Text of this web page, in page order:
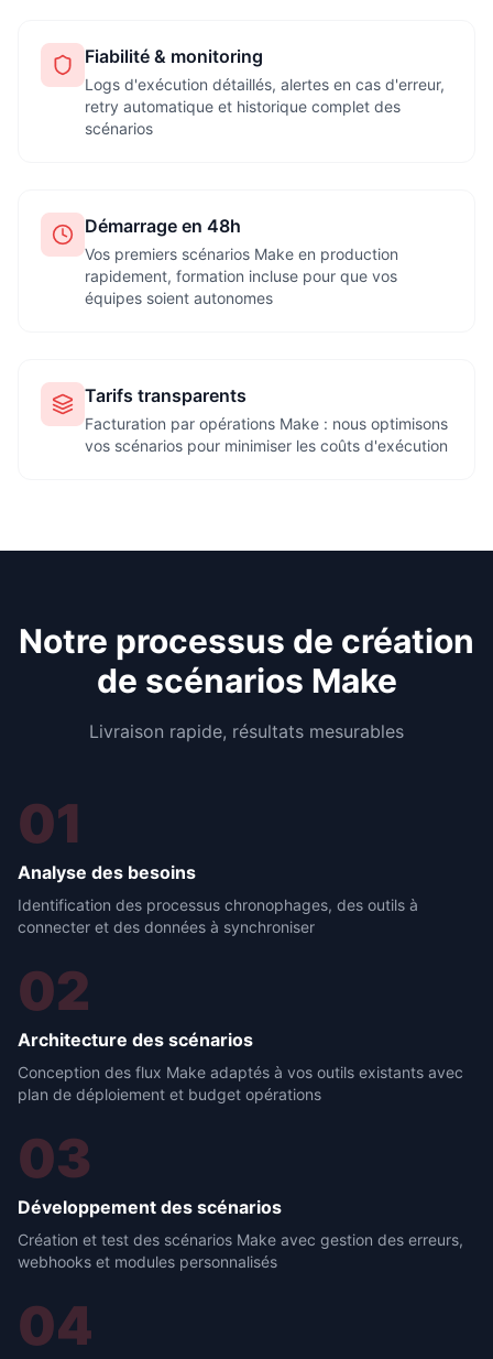
Fiabilité & monitoring
Logs d'exécution détaillés, alertes en cas d'erreur,
retry automatique et historique complet des
scénarios
Démarrage en 48h
Vos premiers scénarios Make en production
rapidement, formation incluse pour que vos
équipes soient autonomes
Tarifs transparents
Facturation par opérations Make : nous optimisons
vos scénarios pour minimiser les coûts d'exécution
Notre processus de création
de scénarios Make
Livraison rapide, résultats mesurables
01
Analyse des besoins
Identification des processus chronophages, des outils à
connecter et des données à synchroniser
02
Architecture des scénarios
Conception des flux Make adaptés à vos outils existants avec
plan de déploiement et budget opérations
03
Développement des scénarios
Création et test des scénarios Make avec gestion des erreurs,
webhooks et modules personnalisés
04